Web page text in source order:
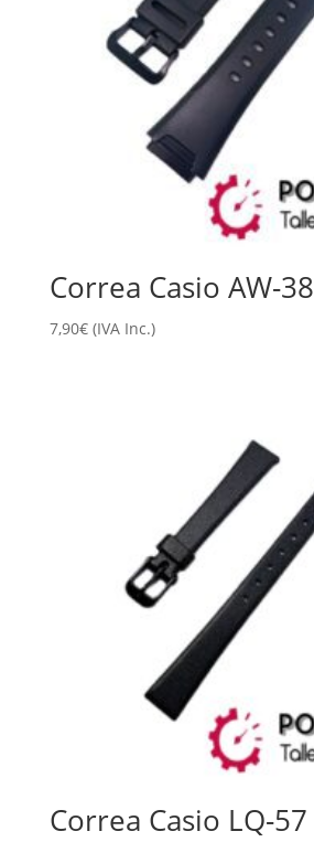
Correa Casio AW-38
7,90€ (IVA Inc.)
Correa Casio LQ-57